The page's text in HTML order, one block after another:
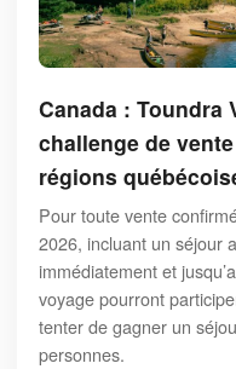
Canada : Toundra
challenge de
régions
Pour toute vente
2026, incluant un séjour
immédiatement et
voyage pourront
tenter de gagner un
personnes.